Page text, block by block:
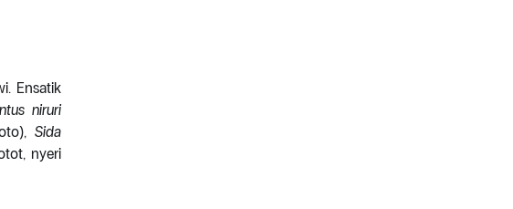
Ensatik
niruri
Sida
nyeri